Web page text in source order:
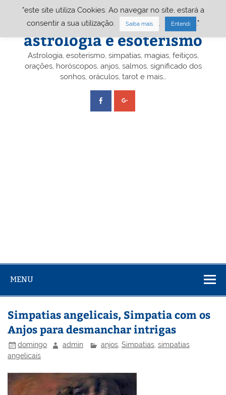
Portal A&E – Portal
astrologia e esoterismo
Astrologia, esoterismo, simpatias, magias, feitiços,
orações, horóscopos, anjos, salmos, significado dos
sonhos, oráculos, tarot e mais…
MENU
Simpatias angelicais, Simpatia com os
Anjos para desmanchar intrigas
domingo admin anjos, Simpatias, simpatias
angelicais
"este site utiliza Cookies. Ao navegar no site, estará a
consentir a sua utilização.
Saiba mais Entendi ."